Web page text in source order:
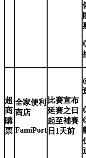
超
商
購
票
全家便利
商店
FamiPort
比賽宣布
延賽之日
起至補賽
日1天前